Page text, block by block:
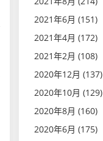
2021年6月 (151)
2021年4月 (172)
2021年2月 (108)
2020年12月 (137)
2020年10月 (129)
2020年8月 (160)
2020年6月 (175)